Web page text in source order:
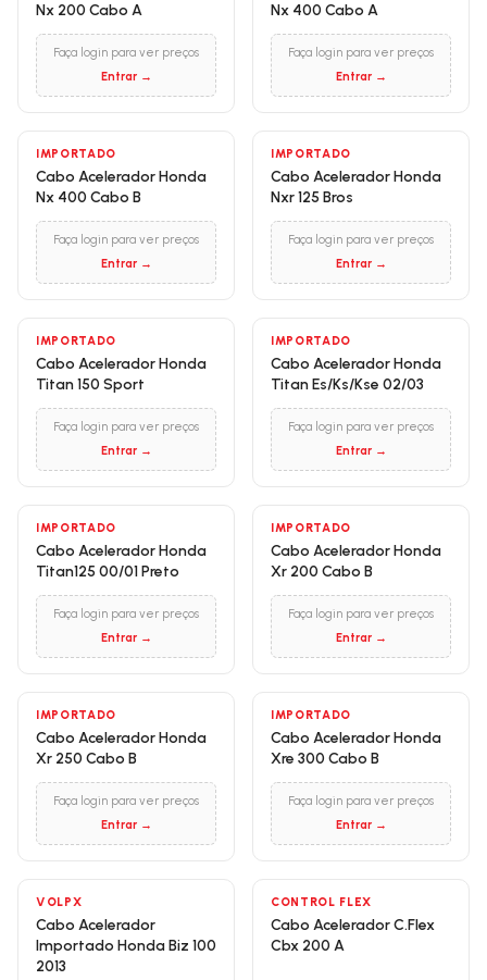
Nx 200 Cabo A
Faça login para ver preços
Entrar →
Nx 400 Cabo A
Faça login para ver preços
Entrar →
IMPORTADO
Cabo Acelerador Honda
Nx 400 Cabo B
Faça login para ver preços
Entrar →
IMPORTADO
Cabo Acelerador Honda
Nxr 125 Bros
Faça login para ver preços
Entrar →
IMPORTADO
Cabo Acelerador Honda
Titan 150 Sport
Faça login para ver preços
Entrar →
IMPORTADO
Cabo Acelerador Honda
Titan Es/Ks/Kse 02/03
Faça login para ver preços
Entrar →
IMPORTADO
Cabo Acelerador Honda
Titan125 00/01 Preto
Faça login para ver preços
Entrar →
IMPORTADO
Cabo Acelerador Honda
Xr 200 Cabo B
Faça login para ver preços
Entrar →
IMPORTADO
Cabo Acelerador Honda
Xr 250 Cabo B
Faça login para ver preços
Entrar →
IMPORTADO
Cabo Acelerador Honda
Xre 300 Cabo B
Faça login para ver preços
Entrar →
VOLPX
Cabo Acelerador
Importado Honda Biz 100
2013
CONTROL FLEX
Cabo Acelerador C.Flex
Cbx 200 A